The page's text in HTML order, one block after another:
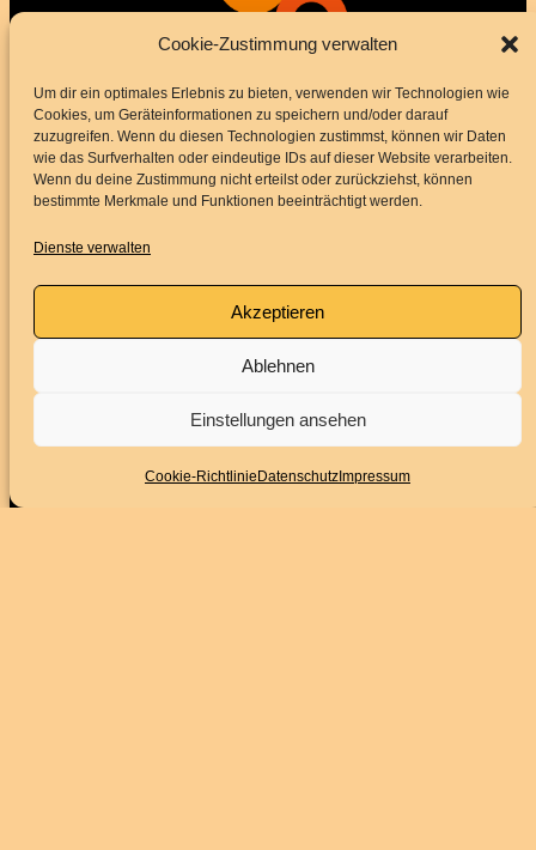
Cookie-Zustimmung verwalten
Um dir ein optimales Erlebnis zu bieten, verwenden wir Technologien wie
Cookies, um Geräteinformationen zu speichern und/oder darauf
zuzugreifen. Wenn du diesen Technologien zustimmst, können wir Daten
wie das Surfverhalten oder eindeutige IDs auf dieser Website verarbeiten.
Wenn du deine Zustimmung nicht erteilst oder zurückziehst, können
bestimmte Merkmale und Funktionen beeinträchtigt werden.
Dienste verwalten
Akzeptieren
Ablehnen
Einstellungen ansehen
Cookie-Richtlinie Datenschutz Impressum
Impressum
Datenschutz
BARRIEREFREIHEITSERKLÄRUNG